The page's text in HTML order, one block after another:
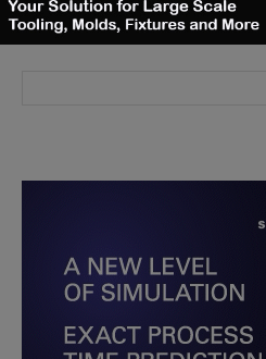
RECHERCHE